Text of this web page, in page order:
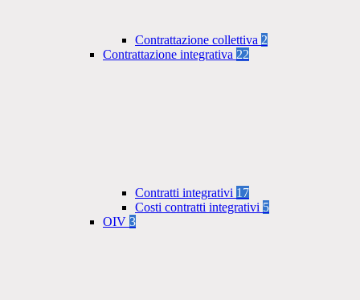
Contrattazione collettiva 2
Contrattazione integrativa 22
Contratti integrativi 17
Costi contratti integrativi 5
OIV 3